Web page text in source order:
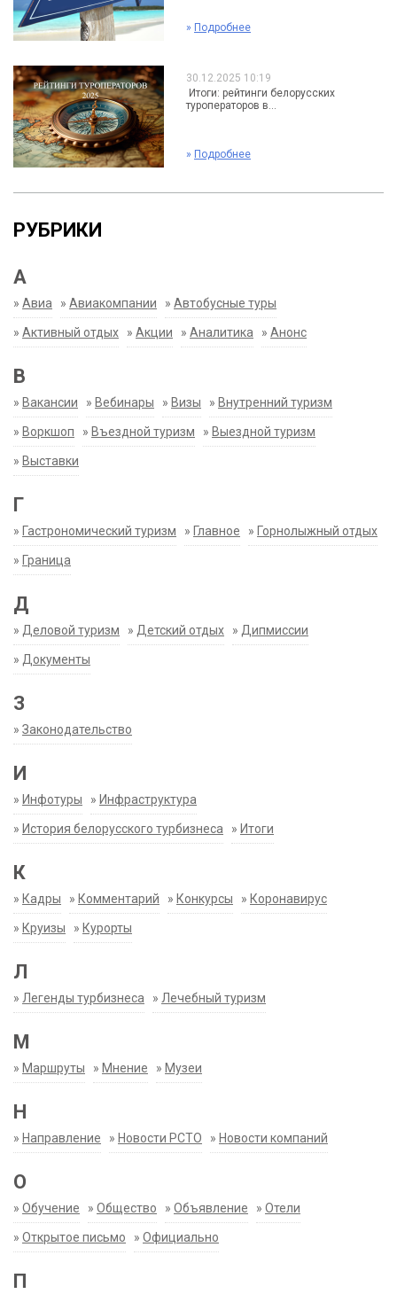
» Подробнее
30.12.2025 10:19
Итоги: рейтинги белорусских
туроператоров в...
» Подробнее
РУБРИКИ
А
» Авиа » Авиакомпании » Автобусные туры
» Активный отдых » Акции » Аналитика » Анонс
В
» Вакансии » Вебинары » Визы » Внутренний туризм
» Воркшоп » Въездной туризм » Выездной туризм
» Выставки
Г
» Гастрономический туризм » Главное » Горнолыжный отдых
» Граница
Д
» Деловой туризм » Детский отдых » Дипмиссии
» Документы
З
» Законодательство
И
» Инфотуры » Инфраструктура
» История белорусского турбизнеса » Итоги
К
» Кадры » Комментарий » Конкурсы » Коронавирус
» Круизы » Курорты
Л
» Легенды турбизнеса » Лечебный туризм
М
» Маршруты » Мнение » Музеи
Н
» Направление » Новости РСТО » Новости компаний
О
» Обучение » Общество » Объявление » Отели
» Открытое письмо » Официально
П